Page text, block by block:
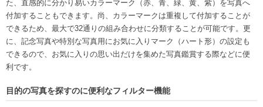
た、直感的に分かり易いカラーマーク（赤、青、緑、黄、紫）を写真へ
付加することもできます。尚、カラーマークは重複して付加することが
できるため、最大で32通りの組み合わせに分類することが可能です。更
に、記念写真や特別な写真用にお気に入りマーク（ハート形）の設定も
できるので、お気に入りの思い出だけを集めた写真鑑賞する際などに便
利です。
目的の写真を探すのに便利なフィルター機能